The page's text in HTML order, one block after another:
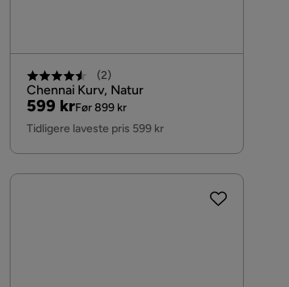
(2)
Chennai Kurv, Natur
Pris
599 kr
Original
Pris
Før 899 kr
Tidligere laveste pris 599 kr